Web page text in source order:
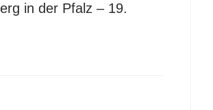
in der Pfalz – 19.